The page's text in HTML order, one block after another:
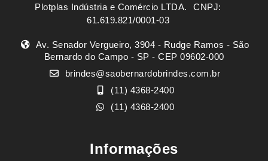
Plotplas Indústria e Comércio LTDA. ㅤㅤㅤ CNPJ:
61.619.821/0001-03
Av. Senador Vergueiro, 3904 - Rudge Ramos - São
Bernardo do Campo - SP - CEP 09602-000
brindes@saobernardobrindes.com.br
(11) 4368-2400
(11) 4368-2400
Informações